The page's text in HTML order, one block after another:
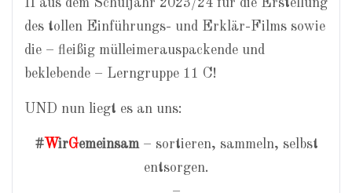
II aus dem Schuljahr 2023/24 für die Erstellung
des tollen Einführungs- und Erklär-Films sowie
die – fleißig mülleimerauspackende und
beklebende – Lerngruppe 11 C!
UND nun liegt es an uns:
#WirGemeinsam– sortieren, sammeln, selbst
entsorgen.